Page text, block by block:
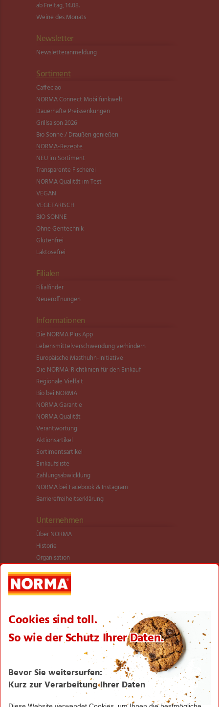
ab Freitag, 14.08.
Weine des Monats
Newsletter
Newsletter­anmeldung
Sortiment
Caffeciao
NORMA Connect Mobilfunkwelt
Dauerhafte Preissenkungen
Grillsaison 2026
Bio Sonne / Draußen genießen
NORMA-Rezepte
NEU im Sortiment
Transparente Fischerei
NORMA Qualität im Test
VEGAN
VEGETARISCH
BIO SONNE
Ohne Gentechnik
Glutenfrei
Laktosefrei
Filialen
Filialfinder
Neueröffnungen
Informationen
Die NORMA Plus App
Lebensmittel­verschwendung verhindern
Europäische Masthuhn-Initiative
Die NORMA-Richtlinien für den Einkauf
Regionale Vielfalt
Bio bei NORMA
NORMA Garantie
NORMA Qualität
Verantwortung
Aktionsartikel
Sortimentsartikel
Einkaufsliste
Zahlungsabwicklung
NORMA bei Facebook & Instagram
Barrierefreiheitserklärung
Unternehmen
Über NORMA
Historie
Organisation
International
Logistik
Filialnetz
Karriere
Verantwortung/CSR
NORMA News
Seite drucken Nach oben